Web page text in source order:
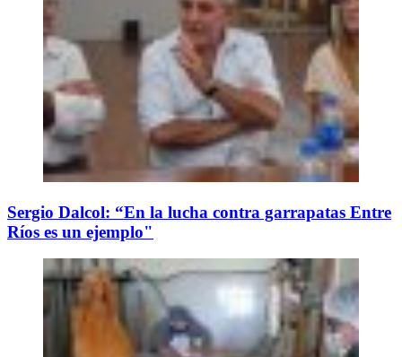
Sergio Dalcol: “En la lucha contra garrapatas Entre
Ríos es un ejemplo"